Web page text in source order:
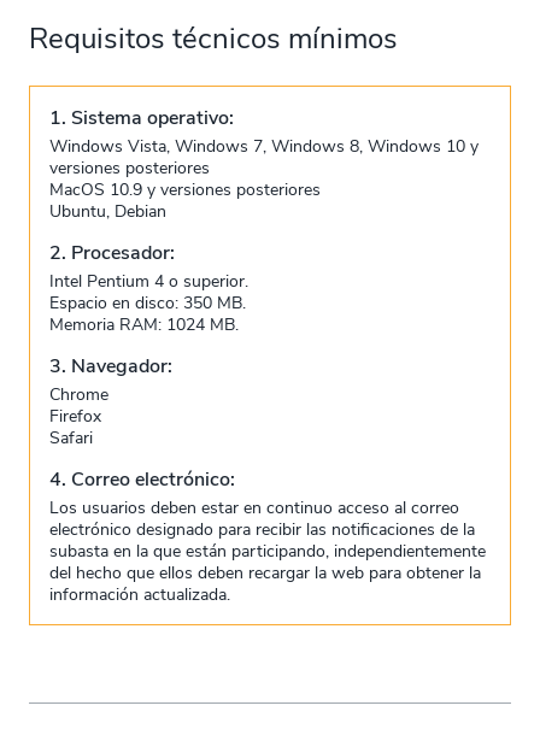
Requisitos técnicos mínimos
1. Sistema operativo:
Windows Vista, Windows 7, Windows 8, Windows 10 y
versiones posteriores
MacOS 10.9 y versiones posteriores
Ubuntu, Debian
2. Procesador:
Intel Pentium 4 o superior.
Espacio en disco: 350 MB.
Memoria RAM: 1024 MB.
3. Navegador:
Chrome
Firefox
Safari
4. Correo electrónico:
Los usuarios deben estar en continuo acceso al correo
electrónico designado para recibir las notificaciones de la
subasta en la que están participando, independientemente
del hecho que ellos deben recargar la web para obtener la
información actualizada.